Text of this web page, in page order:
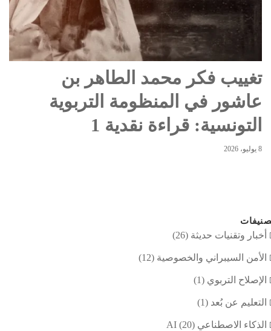
تغييب فكر محمد الطاهر بن
عاشور في المنظومة التربوية
التونسية: قراءة نقدية 1
8 يوليو، 2026
أخبار وتقنيات حديثة
الأمن السيبراني والخصوصية
الإصلاح التربوي
التعليم عن بُعد
الذكاء الاصطناعي AI (20)